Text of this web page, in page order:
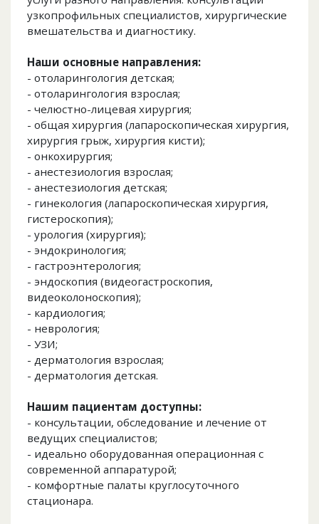
узкопрофильных специалистов, хирургические
вмешательства и диагностику.
Наши основные направления:
- отоларингология детская;
- отоларингология взрослая;
- челюстно-лицевая хирургия;
- общая хирургия (лапароскопическая хирургия,
хирургия грыж, хирургия кисти);
- онкохирургия;
- анестезиология взрослая;
- анестезиология детская;
- гинекология (лапароскопическая хирургия,
гистероскопия);
- урология (хирургия);
- эндокринология;
- гастроэнтерология;
- эндоскопия (видеогастроскопия,
видеоколоноскопия);
- кардиология;
- неврология;
- УЗИ;
- дерматология взрослая;
- дерматология детская.
Нашим пациентам доступны:
- консультации, обследование и лечение от
ведущих специалистов;
- идеально оборудованная операционная с
современной аппаратурой;
- комфортные палаты круглосуточного
стационара.